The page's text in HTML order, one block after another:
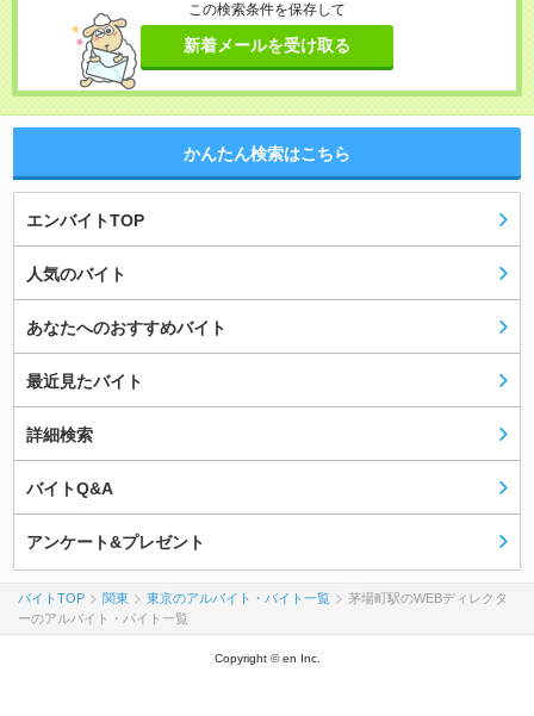
この検索条件を保存して
新着メールを受け取る
かんたん検索はこちら
エンバイトTOP
人気のバイト
あなたへのおすすめバイト
最近見たバイト
詳細検索
バイトQ&A
アンケート&プレゼント
バイトTOP 関東 東京のアルバイト・バイト一覧
茅場町駅のWEBディレクタ
ーのアルバイト・バイト一覧
Copyright © en Inc.